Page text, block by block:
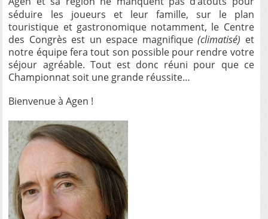
séduire les joueurs et leur famille, sur le plan
touristique et gastronomique notamment, le Centre
des Congrès est un espace magnifique(climatisé) et
notre équipe fera tout son possible pour rendre votre
séjour agréable. Tout est donc réuni pour que ce
Championnat soit une grande réussite…
Bienvenue à Agen !